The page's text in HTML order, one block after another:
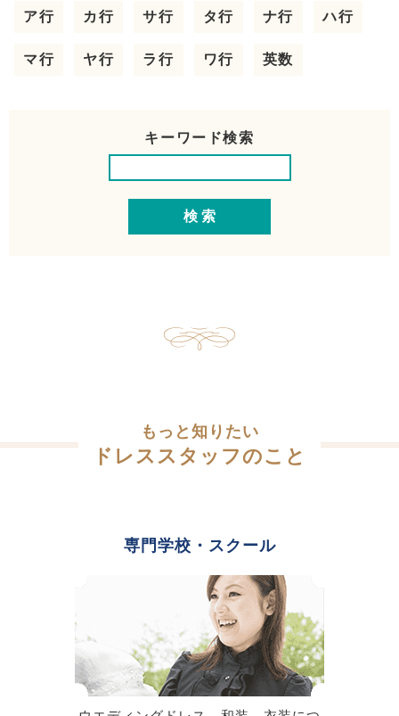
ア行 カ行 サ行 タ行 ナ行 ハ行
マ行 ヤ行 ラ行 ワ行 英数
キーワード検索
もっと知りたい
ドレススタッフのこと
専門学校・スクール